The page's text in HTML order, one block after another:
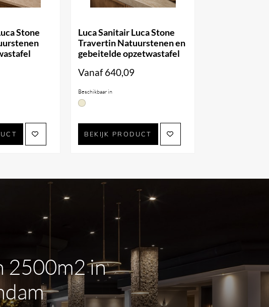
Stone
Luca Sanitair Luca Stone
Travertin Natuurstenen en
gebeitelde opzetwastafel
Vanaf640,09
Beschikbaar in
BEKIJK PRODUCT
2500m2 in